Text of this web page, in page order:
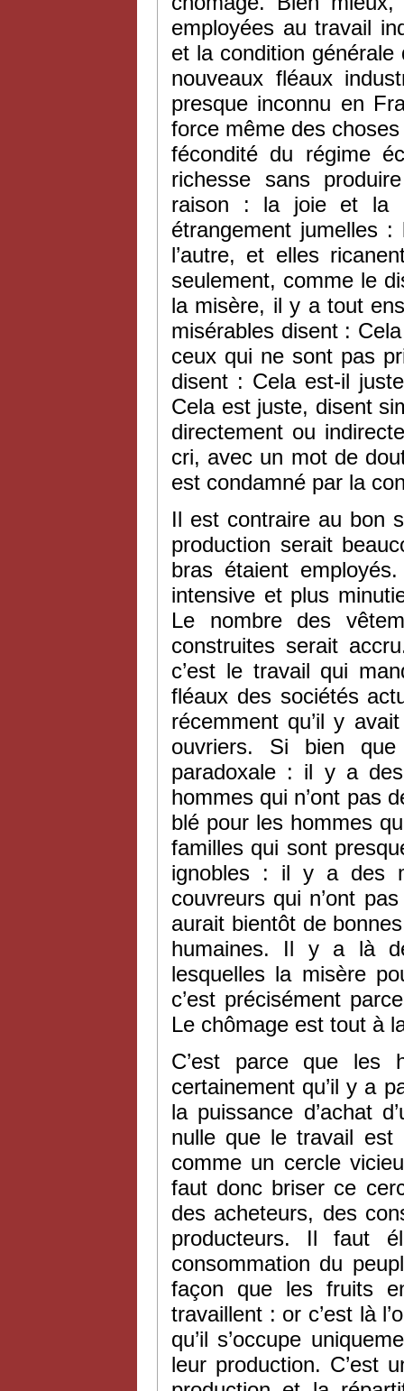
employées au travail
et la condition
nouveaux fléaux
presque inconnu en
force même des
fécondité du régime
richesse sans
raison : la joie et la
étrangement jumelles
l’autre, et elles
seulement, comme le
la misère, il y a tout
misérables disent :
ceux qui ne sont pas
disent : Cela est-il
Cela est juste, disent
directement ou
cri, avec un mot de
est condamné par la
Il est contraire au bon
production serait
bras étaient
intensive et plus
Le nombre des
construites serait
c’est le travail qui
fléaux des sociétés
récemment qu’il y
ouvriers. Si bien
paradoxale : il y a
hommes qui n’ont pas
blé pour les hommes
familles qui sont
ignobles : il y a des
couvreurs qui n’ont
aurait bientôt de
humaines. Il y a là
lesquelles la misère
c’est précisément
Le chômage est tout à
C’est parce que les
certainement qu’il y a
la puissance d’achat
nulle que le travail est
comme un cercle
faut donc briser ce
des acheteurs, des
producteurs. Il faut
consommation du
façon que les fruits
travaillent : or c’est là
qu’il s’occupe
leur production. C’est